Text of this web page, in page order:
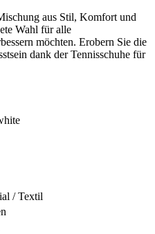
aus Stil, Komfort und
Wahl für alle
möchten. Erobern Sie die
dank der Tennisschuhe für
/ Textil